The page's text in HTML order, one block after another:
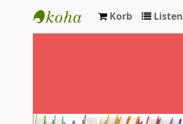
Ev. Bücherei Entringen
Korb Listen